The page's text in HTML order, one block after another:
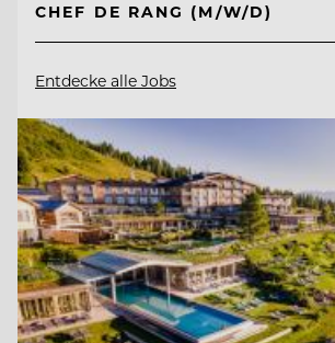
CHEF DE RANG (M/W/D)
Entdecke alle Jobs